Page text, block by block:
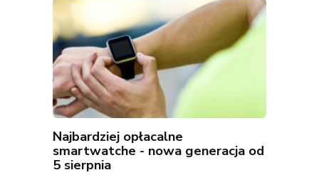
Najbardziej opłacalne
smartwatche - nowa generacja od
5 sierpnia